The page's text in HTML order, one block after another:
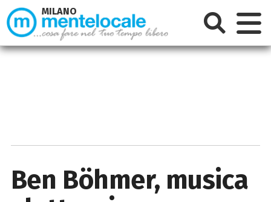
Ben Böhmer, musica
MILANO